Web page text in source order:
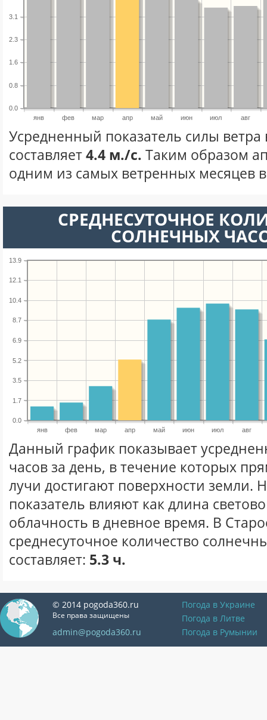
янв фев мар апр май июн июл авг
0.0
0.8
1.6
2.3
3.1
Усредненный показатель силы ветра
составляет4.4 м./с. Таким образом
одним из самых ветренных месяцев в
СРЕДНЕСУТОЧНОЕ
СОЛНЕЧНЫХ
янв фев мар апр май июн июл авг
0.0
1.7
3.5
5.2
6.9
8.7
10.4
12.1
13.9
Данный график показывает
часов за день, в течение которых
лучи достигают поверхности земли.
показатель влияют как длина
облачность в дневное время. В
среднесуточное количество
составляет: 5.3 ч.
© 2014 pogoda360.ru
Все права защищены
admin@pogoda360.ru
Погода в Украине
Погода в Литве
Погода в Румынии